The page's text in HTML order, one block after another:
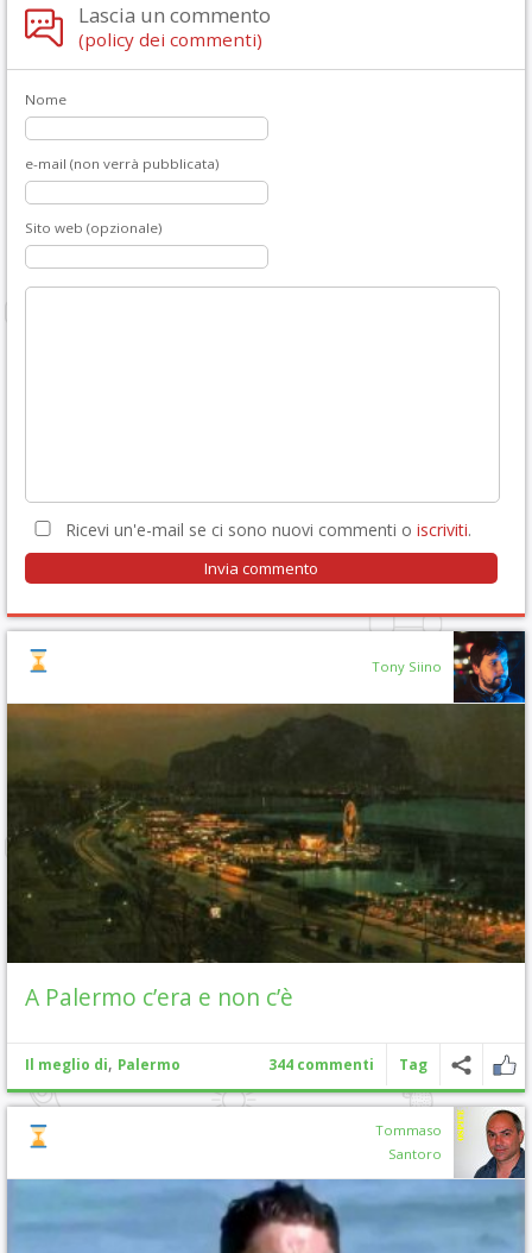
Lascia un commento
(policy dei commenti)
Nome
e-mail (non verrà pubblicata)
Sito web (opzionale)
Ricevi un'e-mail se ci sono nuovi commenti o iscriviti.
Tony Siino
A Palermo c’era e non c’è
Il meglio di, Palermo 344 commenti Tag
Tommaso
Santoro